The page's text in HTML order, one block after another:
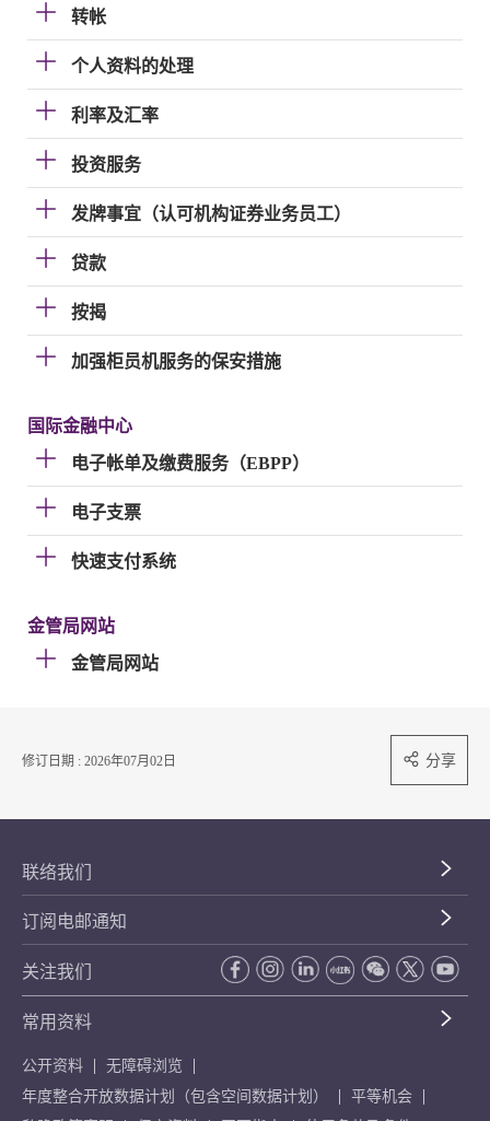
转帐
个人资料的处理
利率及汇率
投资服务
发牌事宜（认可机构证券业务员工）
贷款
按揭
加强柜员机服务的保安措施
国际金融中心
电子帐单及缴费服务（EBPP）
电子支票
快速支付系统
金管局网站
金管局网站
修订日期 : 2026年07月02日 分享
联络我们
订阅电邮通知
关注我们
常用资料
公开资料
无障碍浏览
年度整合开放数据计划（包含空间数据计划）
平等机会